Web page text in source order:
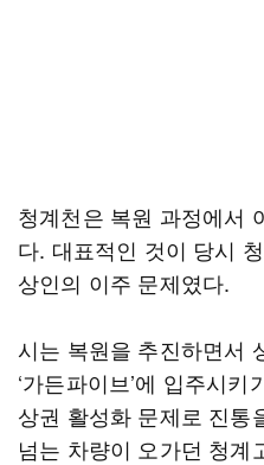
청계천은 복원 과정에서
다. 대표적인 것이 당시
상인의 이주 문제였다.
시는 복원을 추진하면서
‘가든파이브’에 입주시
상권 활성화 문제로 진통
넘는 차량이 오가던 청계